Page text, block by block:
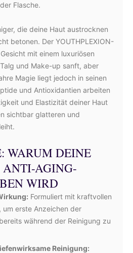
Flasche.
die deine Haut austrocknen
betonen. Der YOUTHPLEXION-
mit einem luxuriösen
und Make-up sanft, aber
Magie liegt jedoch in seinen
und Antioxidantien arbeiten
und Elastizität deiner Haut
sichtbar glatteren und
WARUM DEINE
AGING-
WIRD
Formuliert mit kraftvollen
um erste Anzeichen der
während der Reinigung zu
Reinigung: